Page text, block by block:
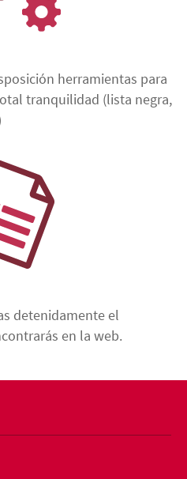
herramientas para
tranquilidad (lista negra,
detenidamente el
en la web.